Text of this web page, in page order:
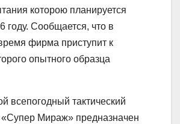
которою планируется
году. Сообщается, что в
фирма приступит к
опытного образца
всепогодный тактический
«Супер Мираж» предназначен